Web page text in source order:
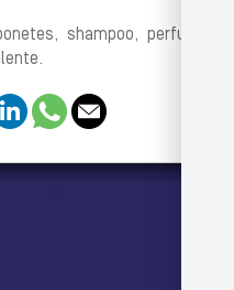
shampoo, perfumes